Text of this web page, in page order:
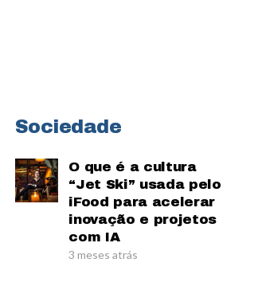
Sociedade
O que é a cultura
“Jet Ski” usada pelo
iFood para acelerar
inovação e projetos
com IA
3 meses atrás